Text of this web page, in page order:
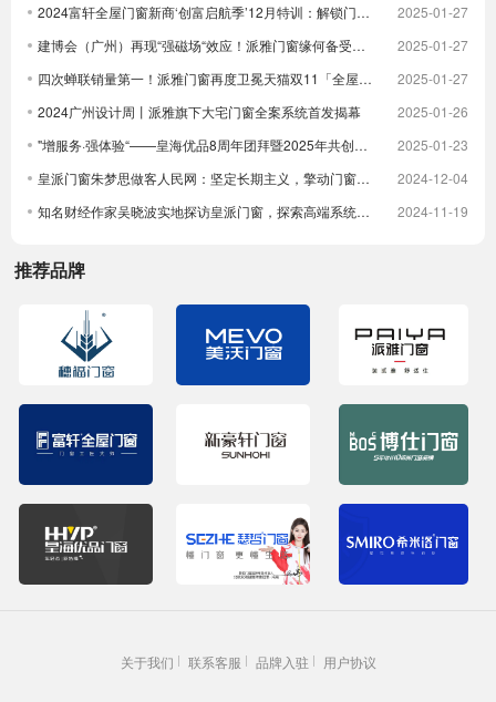
2024富轩全屋门窗新商‘创富启航季’12月特训：解锁门窗界新航海图，共铸辉煌未来篇章
2025-01-27
建博会（广州）再现“强磁场“效应！派雅门窗缘何备受青睐？
2025-01-27
四次蝉联销量第一！派雅门窗再度卫冕天猫双11「全屋定制窗类目全周期热销第一」
2025-01-27
2024广州设计周丨派雅旗下大宅门窗全案系统首发揭幕
2025-01-26
"增服务·强体验“——皇海优品8周年团拜暨2025年共创大会圆满举行
2025-01-23
皇派门窗朱梦思做客人民网：坚定长期主义，擎动门窗高质量发展
2024-12-04
知名财经作家吴晓波实地探访皇派门窗，探索高端系统门窗智造实力，深入体验高端隔音门窗
2024-11-19
推荐品牌
关于我们 联系客服 品牌入驻 用户协议